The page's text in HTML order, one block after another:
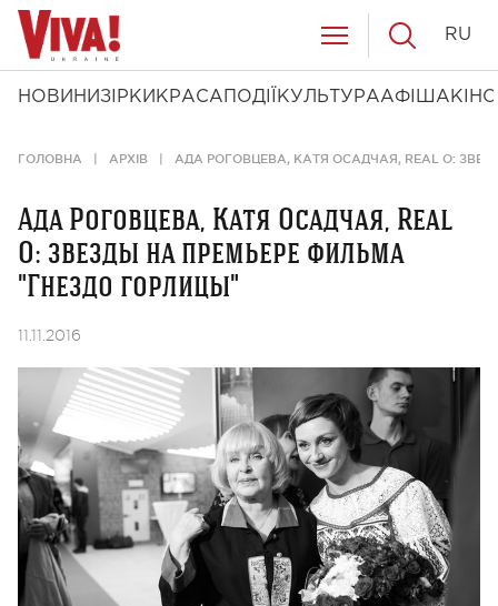
НОВИНИ ЗІРКИ КРАСА ПОДІЇ КУЛЬТУРААФІША КІНО
RU
ГОЛОВНА АРХІВ АДА РОГОВЦЕВА, КАТЯ ОСАДЧАЯ, REAL O:
Ада Роговцева, Катя Осадчая, Real
O: звезды на премьере фильма
"Гнездо горлицы"
11.11.2016